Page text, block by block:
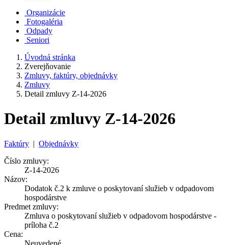
Organizácie
Fotogaléria
Odpady
Seniori
Úvodná stránka
Zverejňovanie
Zmluvy, faktúry, objednávky
Zmluvy
Detail zmluvy Z-14-2026
Detail zmluvy Z-14-2026
Faktúry | Objednávky
Číslo zmluvy:
Z-14-2026
Názov:
Dodatok č.2 k zmluve o poskytovaní služieb v odpadovom
hospodárstve
Predmet zmluvy:
Zmluva o poskytovaní služieb v odpadovom hospodárstve -
príloha č.2
Cena:
Neuvedené